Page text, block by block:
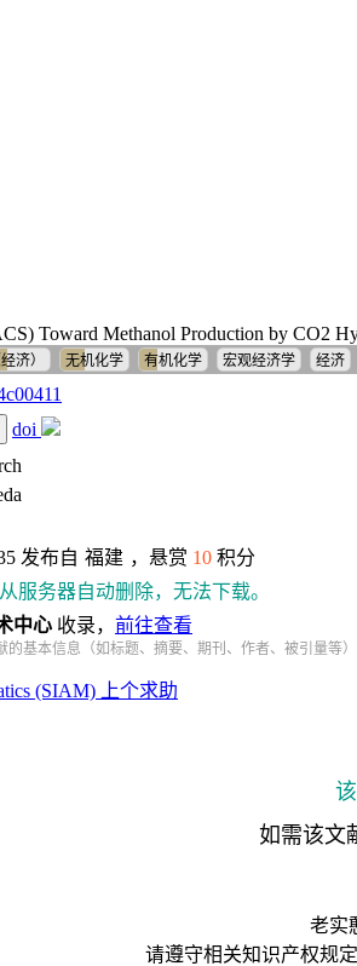
Toward Methanol Production by CO2
济） 无机化学 有机化学 宏观经济学 经济
doi
发布自 福建 ，悬赏 10 积分
服务器自动删除，无法下载。
中心 收录， 前往查看
基本信息（如标题、摘要、期刊、作者、被引量等
上个求助
如需该文
老实
请遵守相关知识产权规